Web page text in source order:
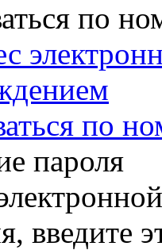
по
по
пароля
введите